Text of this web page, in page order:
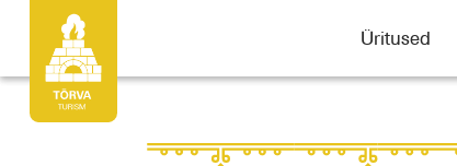
Üritused